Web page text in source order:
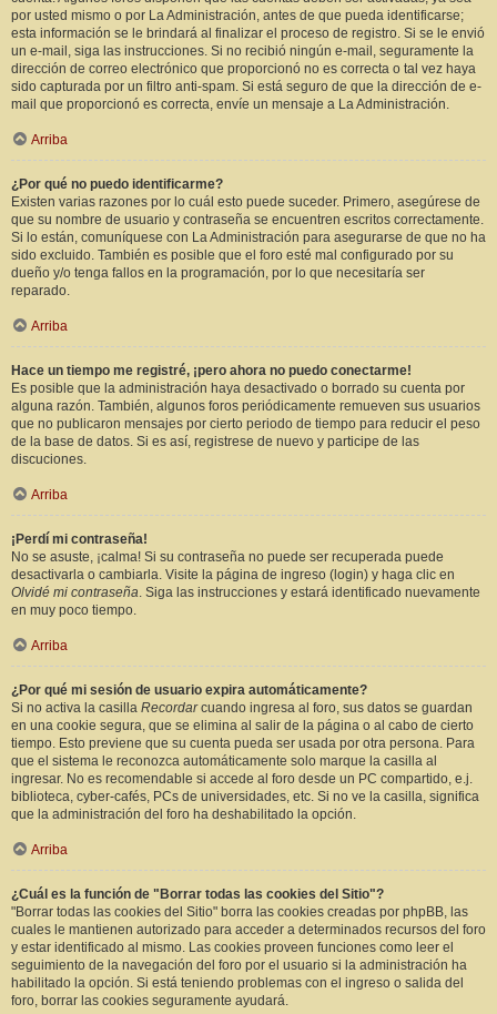
por usted mismo o por La Administración, antes de que pueda identificarse;
esta información se le brindará al finalizar el proceso de registro. Si se le envió
un e-mail, siga las instrucciones. Si no recibió ningún e-mail, seguramente la
dirección de correo electrónico que proporcionó no es correcta o tal vez haya
sido capturada por un filtro anti-spam. Si está seguro de que la dirección de e-
mail que proporcionó es correcta, envíe un mensaje a La Administración.
Arriba
¿Por qué no puedo identificarme?
Existen varias razones por lo cuál esto puede suceder. Primero, asegúrese de
que su nombre de usuario y contraseña se encuentren escritos correctamente.
Si lo están, comuníquese con La Administración para asegurarse de que no ha
sido excluido. También es posible que el foro esté mal configurado por su
dueño y/o tenga fallos en la programación, por lo que necesitaría ser
reparado.
Arriba
Hace un tiempo me registré, ¡pero ahora no puedo conectarme!
Es posible que la administración haya desactivado o borrado su cuenta por
alguna razón. También, algunos foros periódicamente remueven sus usuarios
que no publicaron mensajes por cierto periodo de tiempo para reducir el peso
de la base de datos. Si es así, registrese de nuevo y participe de las
discuciones.
Arriba
¡Perdí mi contraseña!
No se asuste, ¡calma! Si su contraseña no puede ser recuperada puede
desactivarla o cambiarla. Visite la página de ingreso (login) y haga clic en
Olvidé mi contraseña. Siga las instrucciones y estará identificado nuevamente
en muy poco tiempo.
Arriba
¿Por qué mi sesión de usuario expira automáticamente?
Si no activa la casilla Recordarcuando ingresa al foro, sus datos se guardan
en una cookie segura, que se elimina al salir de la página o al cabo de cierto
tiempo. Esto previene que su cuenta pueda ser usada por otra persona. Para
que el sistema le reconozca automáticamente solo marque la casilla al
ingresar. No es recomendable si accede al foro desde un PC compartido, e.j.
biblioteca, cyber-cafés, PCs de universidades, etc. Si no ve la casilla, significa
que la administración del foro ha deshabilitado la opción.
Arriba
¿Cuál es la función de "Borrar todas las cookies del Sitio"?
"Borrar todas las cookies del Sitio" borra las cookies creadas por phpBB, las
cuales le mantienen autorizado para acceder a determinados recursos del foro
y estar identificado al mismo. Las cookies proveen funciones como leer el
seguimiento de la navegación del foro por el usuario si la administración ha
habilitado la opción. Si está teniendo problemas con el ingreso o salida del
foro, borrar las cookies seguramente ayudará.